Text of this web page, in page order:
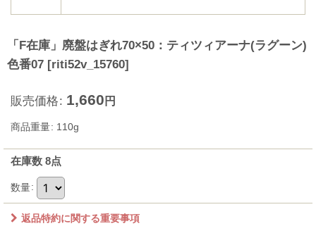
「F在庫」廃盤はぎれ70×50：ティツィアーナ(ラグーン)
色番07 [riti52v_15760]
販売価格: 1,660 円
商品重量: 110g
在庫数 8点
数量:
返品特約に関する重要事項